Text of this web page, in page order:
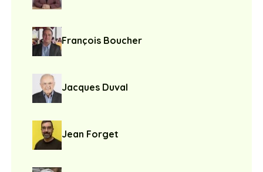
François Boucher
Jacques Duval
Jean Forget